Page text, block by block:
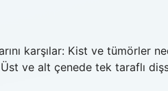
karşılar: Kist ve tümörler
ve alt çenede tek taraflı